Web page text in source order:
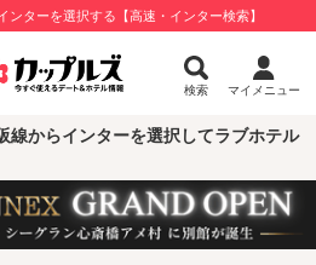
ターを選択する【高速・インター検索】
検索 マイメニュー
線からインターを選択してラブホテル